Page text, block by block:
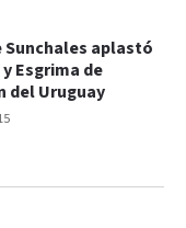
Sunchales aplastó
Esgrima de
del Uruguay